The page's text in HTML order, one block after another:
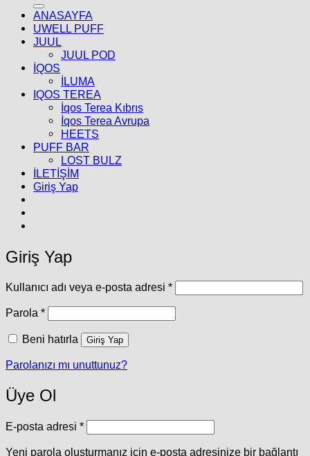
ANASAYFA
UWELL PUFF
JUUL
JUUL POD
İQOS
İLUMA
IQOS TEREA
İqos Terea Kıbrıs
İqos Terea Avrupa
HEETS
PUFF BAR
LOST BULZ
İLETİŞİM
Giriş Yap
Giriş Yap
Kullanıcı adı veya e-posta adresi *Gerekli
Parola *Gerekli
Beni hatırla Giriş Yap
Parolanızı mı unuttunuz?
Üye Ol
E-posta adresi *Gerekli
Yeni parola oluşturmanız için e-posta adresinize bir bağlantı